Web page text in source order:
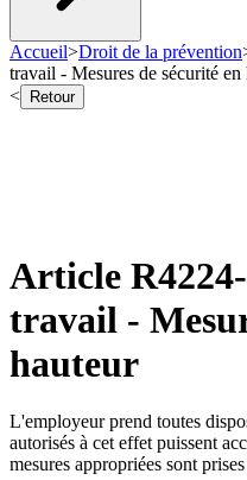
Accueil>Droit de la prévention
travail - Mesures de sécurité en
<
Retour
Article
travail -
hauteur
L'employeur prend toutes
autorisés à cet effet puissent
mesures appropriées sont